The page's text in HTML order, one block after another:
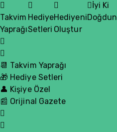
Takvim
Yaprağı
Hediye
Setleri
Hediyeni
Oluştur
İyi Ki
Doğdun
📆 Takvim Yaprağı
🎁 Hediye Setleri
👤 Kişiye Özel
📰 Orijinal Gazete